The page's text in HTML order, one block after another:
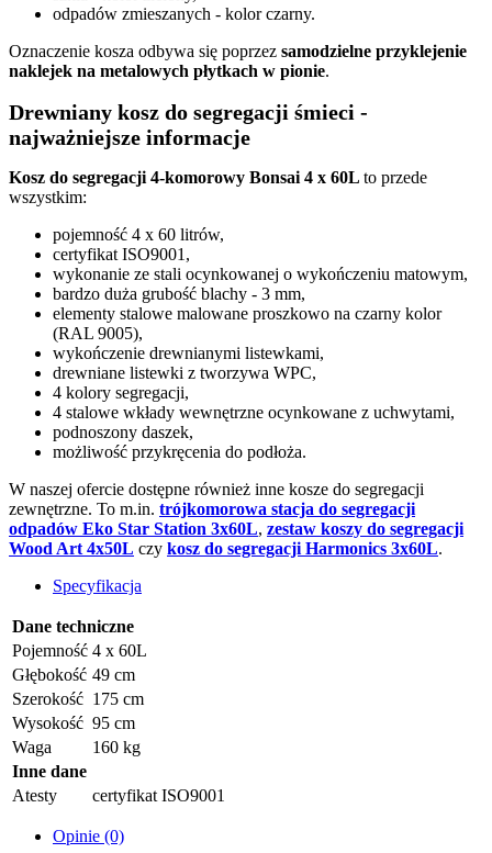
odpadów zmieszanych - kolor czarny.
Oznaczenie kosza odbywa się poprzez samodzielne przyklejenie
naklejek na metalowych płytkach w pionie.
Drewniany kosz do segregacji śmieci -
najważniejsze informacje
Kosz do segregacji 4-komorowy Bonsai 4 x 60L to przede
wszystkim:
pojemność 4 x 60 litrów,
certyfikat ISO9001,
wykonanie ze stali ocynkowanej o wykończeniu matowym,
bardzo duża grubość blachy - 3 mm,
elementy stalowe malowane proszkowo na czarny kolor
(RAL 9005),
wykończenie drewnianymi listewkami,
drewniane listewki z tworzywa WPC,
4 kolory segregacji,
4 stalowe wkłady wewnętrzne ocynkowane z uchwytami,
podnoszony daszek,
możliwość przykręcenia do podłoża.
W naszej ofercie dostępne również inne kosze do segregacji
zewnętrzne. To m.in. trójkomorowa stacja do segregacji
odpadów Eko Star Station 3x60L, zestaw koszy do segregacji
Wood Art 4x50L czy kosz do segregacji Harmonics 3x60L.
Specyfikacja
Dane techniczne
Pojemność 4 x 60L
Głębokość 49 cm
Szerokość 175 cm
Wysokość 95 cm
Waga
160 kg
Inne dane
Atesty
certyfikat ISO9001
Opinie (0)